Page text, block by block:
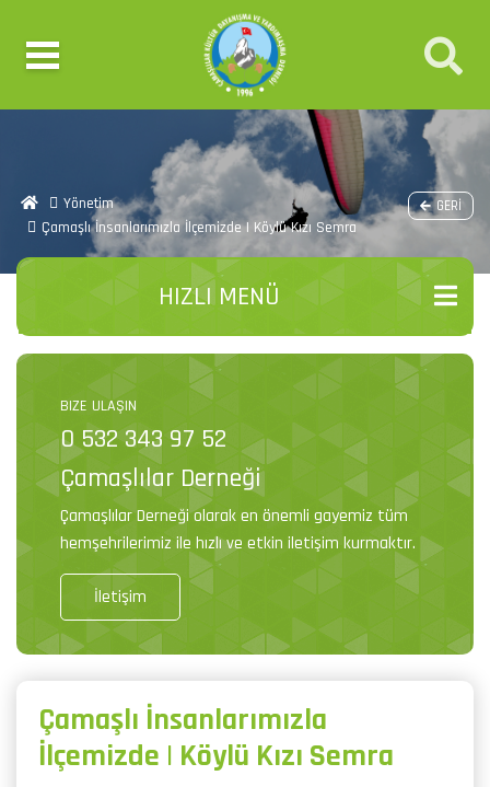
Yönetim
Çamaşlı İnsanlarımızla İlçemizde | Köylü Kızı Semra
GERI
HIZLI MENÜ
BIZE ULAŞIN
0 532 343 97 52
Çamaşlılar Derneği
Çamaşlılar Derneği olarak en önemli gayemiz tüm
hemşehrilerimiz ile hızlı ve etkin iletişim kurmaktır.
İletişim
Çamaşlı İnsanlarımızla
İlçemizde | Köylü Kızı Semra